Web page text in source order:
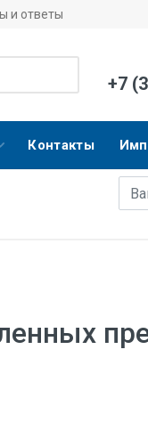
и ответы
+7
Контакты
Имя
E-